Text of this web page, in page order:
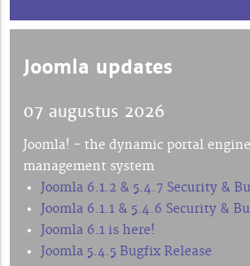
Joomla updates
07 augustus 2026
Joomla! - the dynamic portal
management system
Joomla 6.1.2 & 5.4.7 Security &
Joomla 6.1.1 & 5.4.6 Security &
Joomla 6.1 is here!
Joomla 5.4.5 Bugfix Release